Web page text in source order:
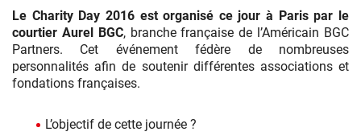
Le Charity Day 2016 est organisé ce jour à Paris par le
courtier Aurel BGC, branche française de l’Américain BGC
Partners. Cet événement fédère de nombreuses
personnalités afin de soutenir différentes associations et
fondations françaises.
L’objectif de cette journée ?